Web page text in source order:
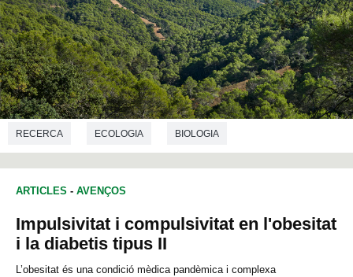
RECERCA ECOLOGIA BIOLOGIA
ARTICLES - AVENÇOS
Impulsivitat i compulsivitat en l'obesitat
i la diabetis tipus II
L’obesitat és una condició mèdica pandèmica i complexa